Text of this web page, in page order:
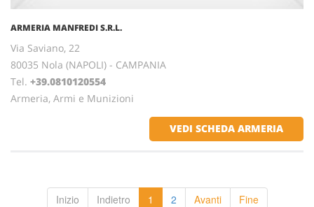
ARMERIA MANFREDI S.R.L.
Via Saviano, 22
80035 Nola (NAPOLI) - CAMPANIA
Tel. +39.0810120554
Armeria, Armi e Munizioni
VEDI SCHEDA ARMERIA
Inizio Indietro 1 2 Avanti Fine